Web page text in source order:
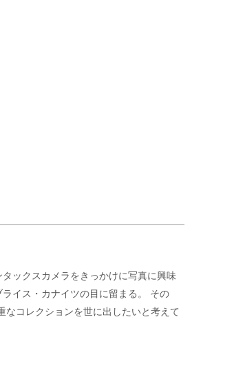
ックスカメラをきっかけに写真に興味
イス・カナイツの目に留まる。 その
コレクションを世に出したいと考えて